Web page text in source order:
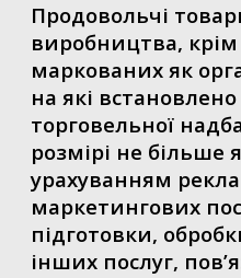
Продовольчі
виробництва, крім
маркованих як
на які
торговельної
розмірі не більше
урахуванням
маркетингових
підготовки,
інших послуг,